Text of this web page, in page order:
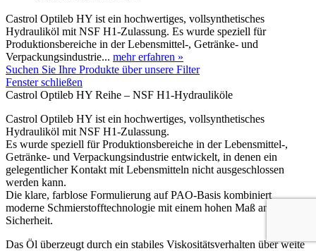
Castrol Optileb HY ist ein hochwertiges, vollsynthetisches
Hydrauliköl mit NSF H1-Zulassung. Es wurde speziell für
Produktionsbereiche in der Lebensmittel-, Getränke- und
Verpackungsindustrie... mehr erfahren »
Suchen Sie Ihre Produkte über unsere Filter
Fenster schließen
Castrol Optileb HY Reihe – NSF H1-Hydrauliköle
Castrol Optileb HY ist ein hochwertiges, vollsynthetisches
Hydrauliköl mit NSF H1-Zulassung.
Es wurde speziell für Produktionsbereiche in der Lebensmittel-,
Getränke- und Verpackungsindustrie entwickelt, in denen ein
gelegentlicher Kontakt mit Lebensmitteln nicht ausgeschlossen
werden kann.
Die klare, farblose Formulierung auf PAO-Basis kombiniert
moderne Schmierstofftechnologie mit einem hohen Maß an
Sicherheit.
Das Öl überzeugt durch ein stabiles Viskositätsverhalten über weite